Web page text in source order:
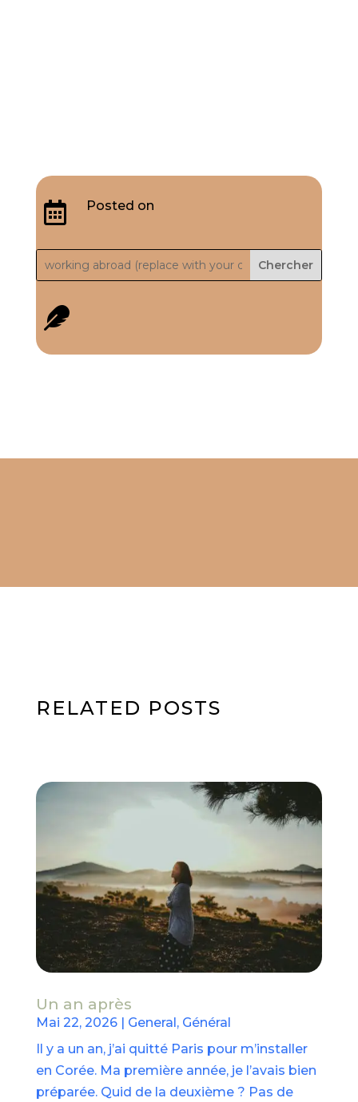
 Posted on

RELATED POSTS
Un an après
Mai 22, 2026| General, Général
Il y a un an, j’ai quitté Paris pour m’installer
en Corée. Ma première année, je l’avais bien
préparée. Quid de la deuxième ? Pas de